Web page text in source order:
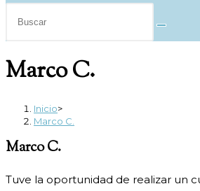
web
Marco C.
Inicio>
Marco C.
Marco C.
Tuve la oportunidad de realizar un